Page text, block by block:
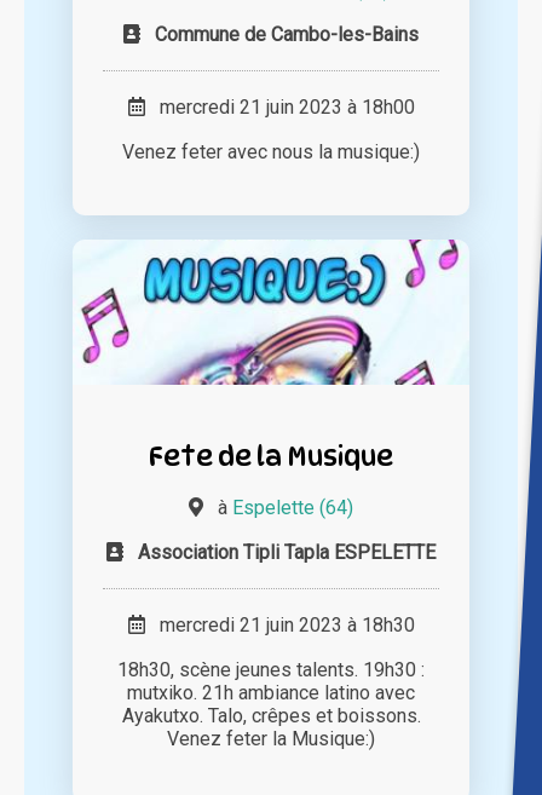
Commune de Cambo-les-Bains
mercredi 21 juin 2023 à 18h00
Venez feter avec nous la musique:)
Fete de la Musique
à Espelette (64)
Association Tipli Tapla ESPELETTE
mercredi 21 juin 2023 à 18h30
18h30, scène jeunes talents. 19h30 :
mutxiko. 21h ambiance latino avec
Ayakutxo. Talo, crêpes et boissons.
Venez feter la Musique:)